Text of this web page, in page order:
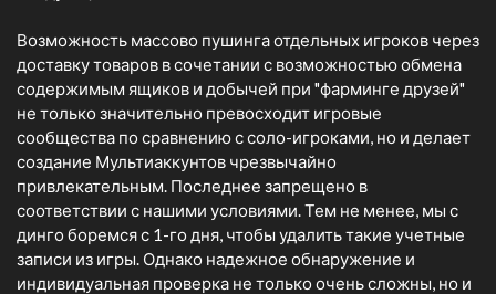
Возможность массово пушинга отдельных игроков через
доставку товаров в сочетании с возможностью обмена
содержимым ящиков и добычей при "фарминге друзей"
не только значительно превосходит игровые
сообщества по сравнению с соло-игроками, но и делает
создание Мультиаккунтов чрезвычайно
привлекательным. Последнее запрещено в
соответствии с нашими условиями. Тем не менее, мы с
динго боремся с 1-го дня, чтобы удалить такие учетные
записи из игры. Однако надежное обнаружение и
индивидуальная проверка не только очень сложны, но и